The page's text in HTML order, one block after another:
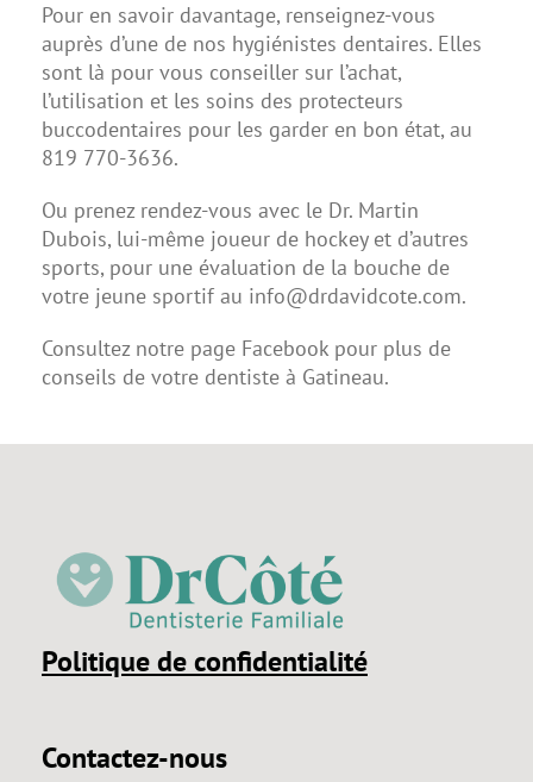
Pour en savoir davantage, renseignez-vous
auprès d’une de nos hygiénistes dentaires. Elles
sont là pour vous conseiller sur l’achat,
l’utilisation et les soins des protecteurs
buccodentaires pour les garder en bon état, au
819 770-3636.
Ou prenez rendez-vous avec le Dr. Martin
Dubois, lui-même joueur de hockey et d’autres
sports, pour une évaluation de la bouche de
votre jeune sportif au info@drdavidcote.com.
Consultez notre page Facebook pour plus de
conseils de votre dentiste à Gatineau.
Politique de confidentialité
Contactez-nous